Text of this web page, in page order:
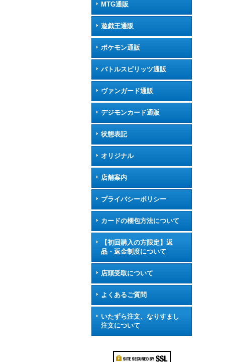
MTG通販
遊戯王通販
ポケモン通販
バトルスピリッツ通販
ヴァンガード通販
デジモンカード通販
状態表記
オリジナル
店舗案内
プライバシーポリシー
カードの梱包方法について
【初回購入の方限定】返
品・返金制度について
店頭受取について
よくあるご質問
いたずら注文、なりすまし
注文について